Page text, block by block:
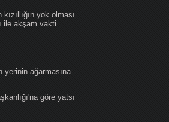
yok olması
ile akşam vakti
yerinin ağarmasına
göre yatsı